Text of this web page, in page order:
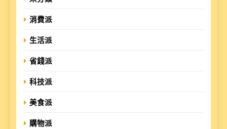
消費派
生活派
省錢派
科技派
美食派
購物派